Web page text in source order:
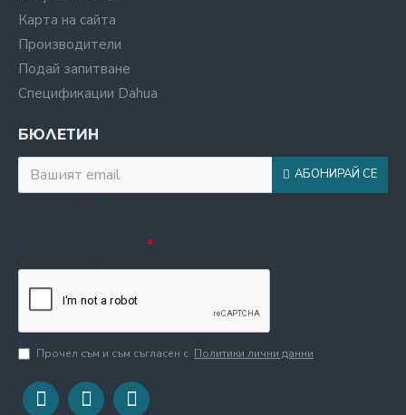
Карта на сайта
Производители
Подай запитване
Спецификации Dahua
БЮЛЕТИН
АБОНИРАЙ СЕ
Прочел съм и съм съгласен с Политики лични данни